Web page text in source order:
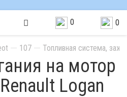
0 0
107 Топливная система,
на мотор
Logan